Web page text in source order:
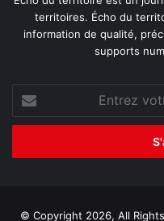
territoires. Écho du
information de qualité,
supports
votre
adresse
© Copyright 2026, All